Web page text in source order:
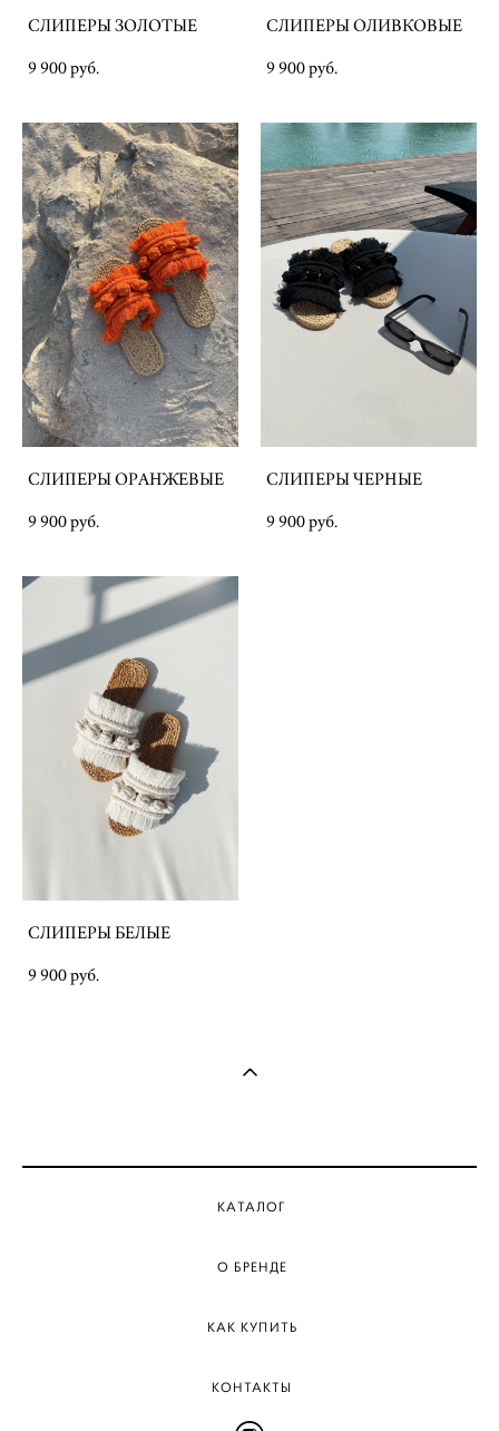
СЛИПЕРЫ ЗОЛОТЫЕ
9 900 pуб.
СЛИПЕРЫ ОЛИВКОВЫЕ
9 900 pуб.
СЛИПЕРЫ ОРАНЖЕВЫЕ
9 900 pуб.
СЛИПЕРЫ ЧЕРНЫЕ
9 900 pуб.
СЛИПЕРЫ БЕЛЫЕ
9 900 pуб.
КАТАЛОГ
О БРЕНДЕ
КАК КУПИТЬ
КОНТАКТЫ